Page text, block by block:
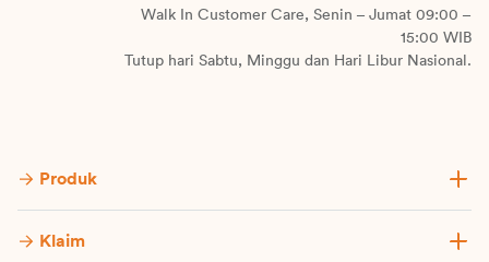
Walk In Customer Care, Senin – Jumat 09:00 –
15:00 WIB
Tutup hari Sabtu, Minggu dan Hari Libur Nasional.
Produk
Klaim